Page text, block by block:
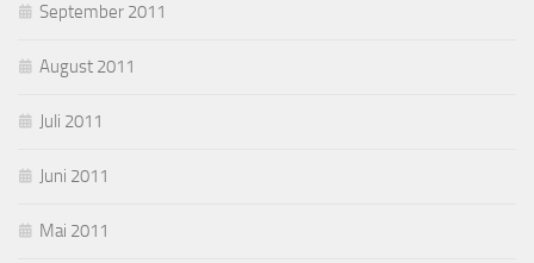
September 2011
August 2011
Juli 2011
Juni 2011
Mai 2011